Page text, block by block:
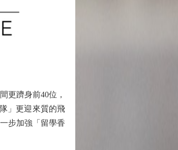
更躋身前40位，
」更迎來質的飛
步加強「留學香